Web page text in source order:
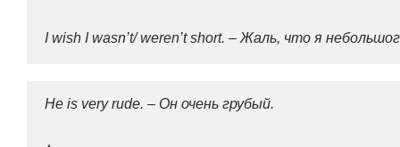
I wish I wasn’t/ weren’t short. – Жаль, что я
He is very rude. – Он очень грубый.